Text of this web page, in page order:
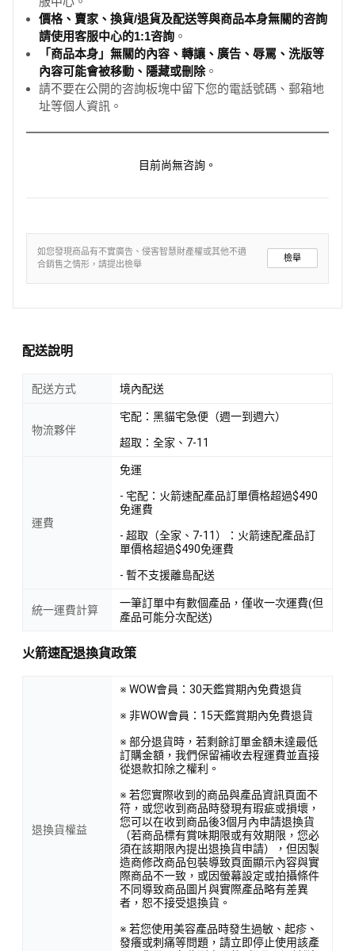
價格、賣家、換貨/退貨及配送等與商品本身無關的咨詢
請使用客服中心的1:1咨詢 。
「商品本身」無關的內容、轉讓、廣告、辱罵、洗版等
內容可能會被移動、隱藏或刪除。
請不要在公開的咨詢板塊中留下您的電話號碼、郵箱地
址等個人資訊。
目前尚無咨詢。
如您發現商品有不實廣告、侵害智慧財產權或其他不適
合銷售之情形，請提出檢舉
檢舉
配送說明
配送方式 境內配送
物流夥伴
宅配：黑貓宅急便（週一到週六）
超取：全家、7-11
運費
免運
- 宅配：火箭速配產品訂單價格超過$490
免運費
- 超取（全家、7-11）：火箭速配產品訂
單價格超過$490免運費
- 暫不支援離島配送
統一運費計算
一筆訂單中有數個產品，僅收一次運費(但
產品可能分次配送)
火箭速配退換貨政策
退換貨權益
※ WOW會員：30天鑑賞期內免費退貨
※ 非WOW會員：15天鑑賞期內免費退貨
※ 部分退貨時，若剩餘訂單金額未達最低
訂購金額，我們保留補收去程運費並直接
從退款扣除之權利。
※ 若您實際收到的商品與產品資訊頁面不
符，或您收到商品時發現有瑕疵或損壞，
您可以在收到商品後3個月內申請退換貨
（若商品標有賞味期限或有效期限，您必
須在該期限內提出退換貨申請），但因製
造商修改商品包裝導致頁面顯示內容與實
際商品不一致，或因螢幕設定或拍攝條件
不同導致商品圖片與實際產品略有差異
者，恕不接受退換貨。
※ 若您使用美容產品時發生過敏、起疹、
發癢或刺痛等問題，請立即停止使用該產